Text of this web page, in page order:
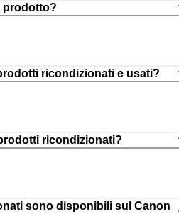
prodotto?
ricondizionati e usati?
ricondizionati?
sono disponibili sul Canon